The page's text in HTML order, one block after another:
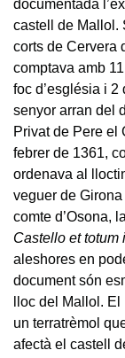
documentada
castell de Mallol.
corts de Cervera
comptava amb
foc d’església i
senyor arran del
Privat de Pere el
febrer de 1361,
ordenava al
veguer de
comte d’Osona,
Castello et totum
aleshores en
document són
lloc del Mallol.
un terratrèmol
afectà el castell